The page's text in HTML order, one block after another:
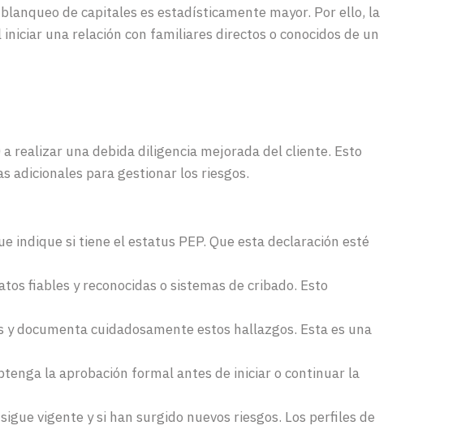
de capitales es estadísticamente mayor. Por ello, la
una relación con familiares directos o conocidos de un
realizar una debida diligencia mejorada del cliente. Esto
adicionales para gestionar los riesgos.
indique si tiene el estatus PEP. Que esta declaración esté
fiables y reconocidas o sistemas de cribado. Esto
documenta cuidadosamente estos hallazgos. Esta es una
la aprobación formal antes de iniciar o continuar la
vigente y si han surgido nuevos riesgos. Los perfiles de